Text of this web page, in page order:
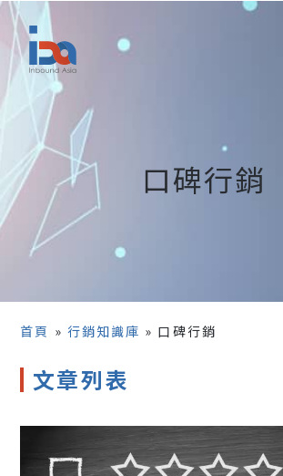
口碑行銷
首頁 » 行銷知識庫 » 口碑行銷
文章列表